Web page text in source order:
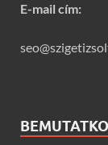
E-mail cím: